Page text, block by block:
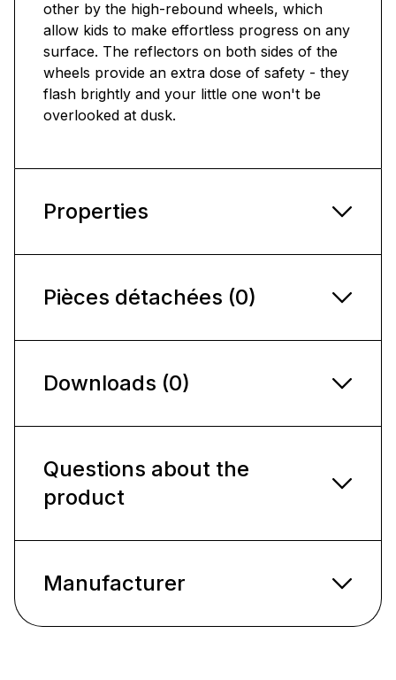
other by the high-rebound wheels, which
allow kids to make effortless progress on any
surface. The reflectors on both sides of the
wheels provide an extra dose of safety - they
flash brightly and your little one won't be
overlooked at dusk.
Properties
Pièces détachées (0)
Downloads (0)
Questions about the
product
Manufacturer